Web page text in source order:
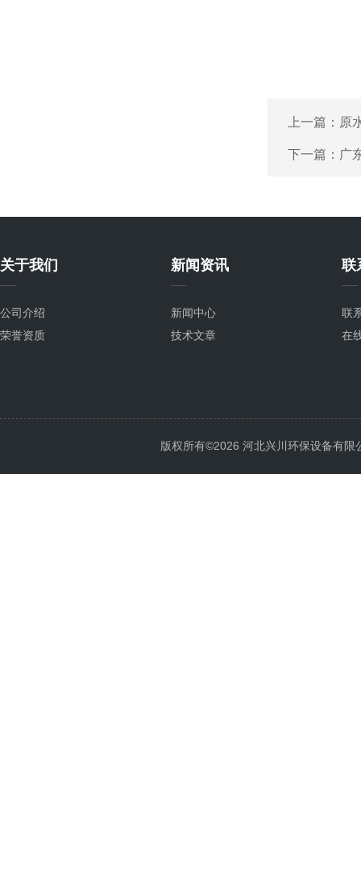
上一篇： 原
下一篇： 广
关于我们
公司介绍
荣誉资质
新闻资讯
新闻中心
技术文章
联
联
在
版权所有©2026 河北兴川环保设备有